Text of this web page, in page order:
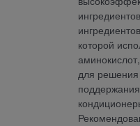
которой
для решения